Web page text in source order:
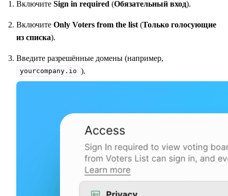
Включите Sign in required (Обязательный вход).
Включите Only Voters from the list (Только голосующие
из списка).
Введите разрешённые домены (например,
yourcompany.io ).